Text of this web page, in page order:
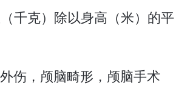
（千克）除以身高（米）的平
伤，颅脑畸形，颅脑手术